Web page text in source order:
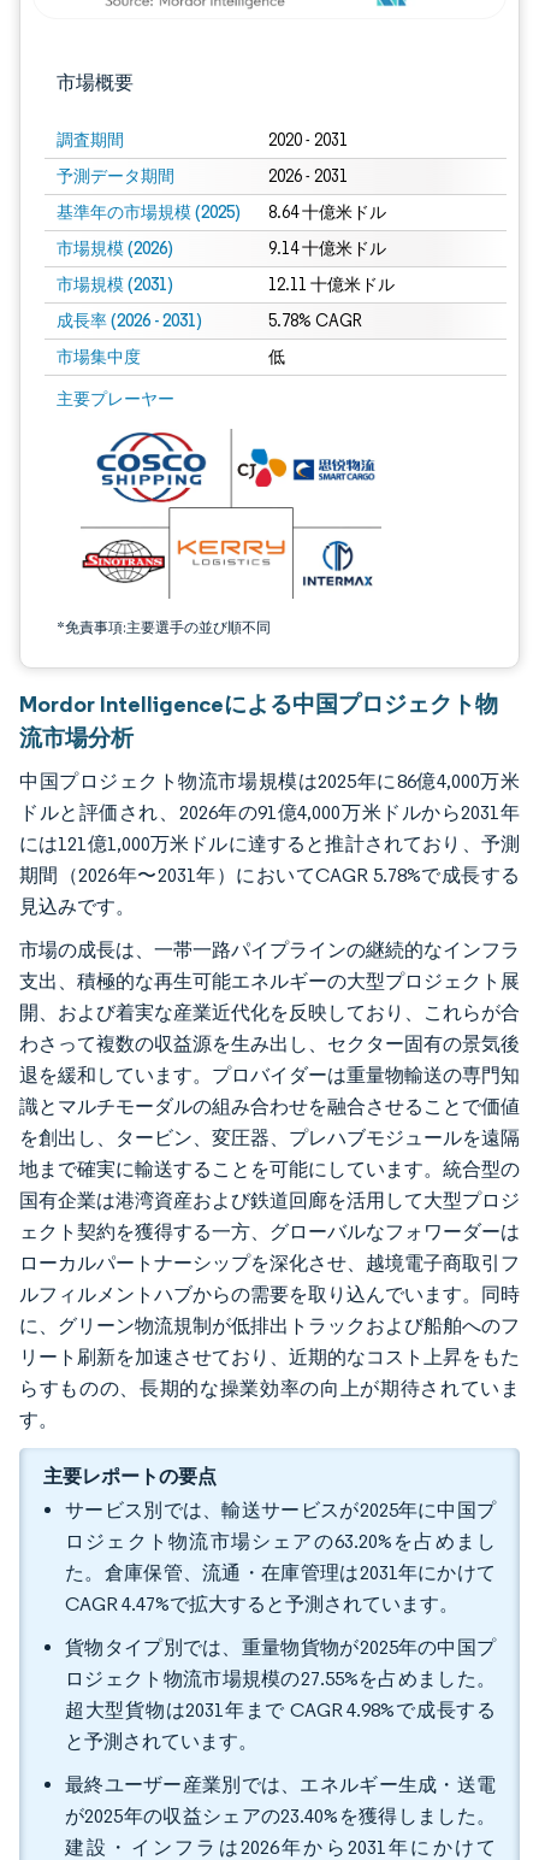
市場概要
調査期間 2020 - 2031
予測データ期間 2026 - 2031
基準年の市場規模 (2025) 8.64 十億米ドル
市場規模 (2026) 9.14 十億米ドル
市場規模 (2031) 12.11 十億米ドル
成長率 (2026 - 2031) 5.78% CAGR
市場集中度 低
主要プレーヤー
*免責事項:主要選手の並び順不同
画像 © Mordor Intelligence。再利用にはCC BY 4.0の表示が必要です。
Mordor Intelligenceによる中国プロジェクト物
流市場分析
中国プロジェクト物流市場規模は2025年に86億4,000万米
ドルと評価され、2026年の91億4,000万米ドルから2031年
には121億1,000万米ドルに達すると推計されており、予測
期間（2026年〜2031年）においてCAGR 5.78%で成長する
見込みです。
市場の成長は、一帯一路パイプラインの継続的なインフラ
支出、積極的な再生可能エネルギーの大型プロジェクト展
開、および着実な産業近代化を反映しており、これらが合
わさって複数の収益源を生み出し、セクター固有の景気後
退を緩和しています。プロバイダーは重量物輸送の専門知
識とマルチモーダルの組み合わせを融合させることで価値
を創出し、タービン、変圧器、プレハブモジュールを遠隔
地まで確実に輸送することを可能にしています。統合型の
国有企業は港湾資産および鉄道回廊を活用して大型プロジ
ェクト契約を獲得する一方、グローバルなフォワーダーは
ローカルパートナーシップを深化させ、越境電子商取引フ
ルフィルメントハブからの需要を取り込んでいます。同時
に、グリーン物流規制が低排出トラックおよび船舶へのフ
リート刷新を加速させており、近期的なコスト上昇をもた
らすものの、長期的な操業効率の向上が期待されていま
す。
主要レポートの要点
サービス別では、輸送サービスが2025年に中国プ
ロジェクト物流市場シェアの63.20%を占めまし
た。倉庫保管、流通・在庫管理は2031年にかけて
CAGR 4.47%で拡大すると予測されています。
貨物タイプ別では、重量物貨物が2025年の中国プ
ロジェクト物流市場規模の27.55%を占めました。
超大型貨物は2031年まで CAGR 4.98%で成長する
と予測されています。
最終ユーザー産業別では、エネルギー生成・送電
が2025年の収益シェアの23.40%を獲得しました。
建設・インフラは2026年から2031年にかけて